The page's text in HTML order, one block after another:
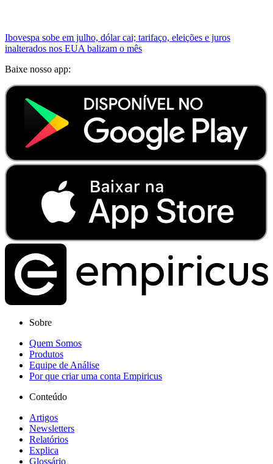
Ibovespa sobe em julho, dólar cai; tarifaço, eleições e juros
inalterados nos EUA balizam o mês
Baixe nosso app:
Sobre
Quem Somos
Produtos
Equipe de Análise
Por que criar uma conta Empiricus
Conteúdo
Artigos
Newsletters
Relatórios
Explica
Glossário